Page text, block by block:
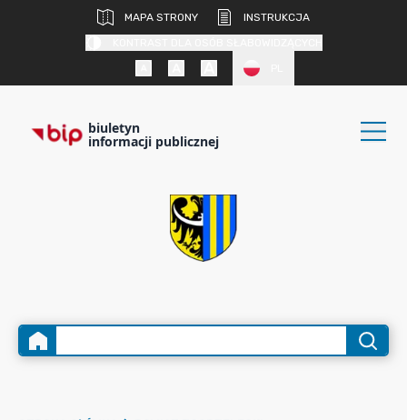
MAPA STRONY
INSTRUKCJA
biuletyn
informacji publicznej